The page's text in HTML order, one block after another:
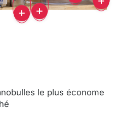
le plus économe